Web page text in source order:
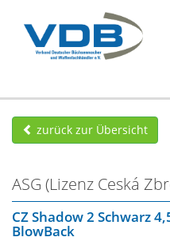
zurück zur Übersicht
ASG (Lizenz Ceská
CZ Shadow 2 Schwarz
BlowBack